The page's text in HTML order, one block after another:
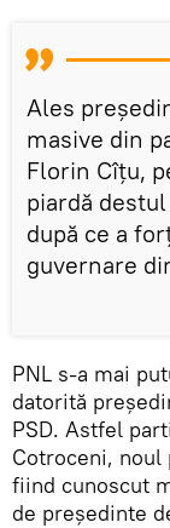
Ales
masive din
Florin Cîțu,
piardă
după ce a
guvernare
PNL s-a mai
datorită
PSD. Astfel
Cotroceni, noul
fiind cunoscut
de președinte